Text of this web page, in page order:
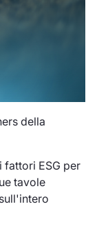
della
fattori ESG per
tavole